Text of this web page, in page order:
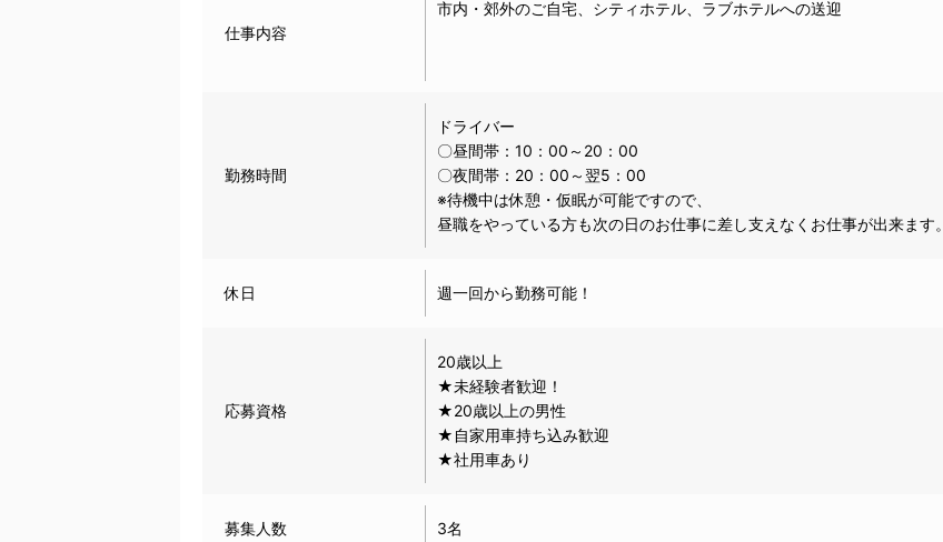
仕事内容
市内・郊外のご自宅、シティホテル、ラブホテルへの送迎
勤務時間
ドライバー
〇昼間帯：10：00～20：00
〇夜間帯：20：00～翌5：00
※待機中は休憩・仮眠が可能ですので、
昼職をやっている方も次の日のお仕事に差し支えなくお仕事が出来ます。
休日 週一回から勤務可能！
応募資格
20歳以上
★未経験者歓迎！
★20歳以上の男性
★自家用車持ち込み歓迎
★社用車あり
募集人数 3名